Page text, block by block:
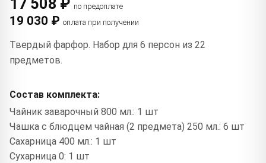
17 508 ₽ по предоплате
19 030 ₽ оплата при получении
Твердый фарфор. Набор для 6 персон из 22
предметов.
Состав комплекта:
Чайник заварочный 800 мл.: 1 шт
Чашка с блюдцем чайная (2 предмета) 250 мл.: 6 шт
Сахарница 400 мл.: 1 шт
Сухарница 0: 1 шт